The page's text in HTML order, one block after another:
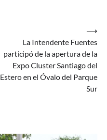
La Intendente Fuentes
participó de la apertura de la
Expo Cluster Santiago del
Estero en el Óvalo del Parque
Sur
⟶